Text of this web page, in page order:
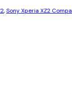
,Sony Xperia XZ2